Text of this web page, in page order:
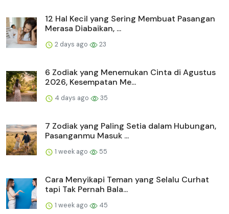
12 Hal Kecil yang Sering Membuat Pasangan
Merasa Diabaikan, ...
2 days ago 23
6 Zodiak yang Menemukan Cinta di Agustus
2026, Kesempatan Me...
4 days ago 35
7 Zodiak yang Paling Setia dalam Hubungan,
Pasanganmu Masuk ...
1 week ago 55
Cara Menyikapi Teman yang Selalu Curhat
tapi Tak Pernah Bala...
1 week ago 45